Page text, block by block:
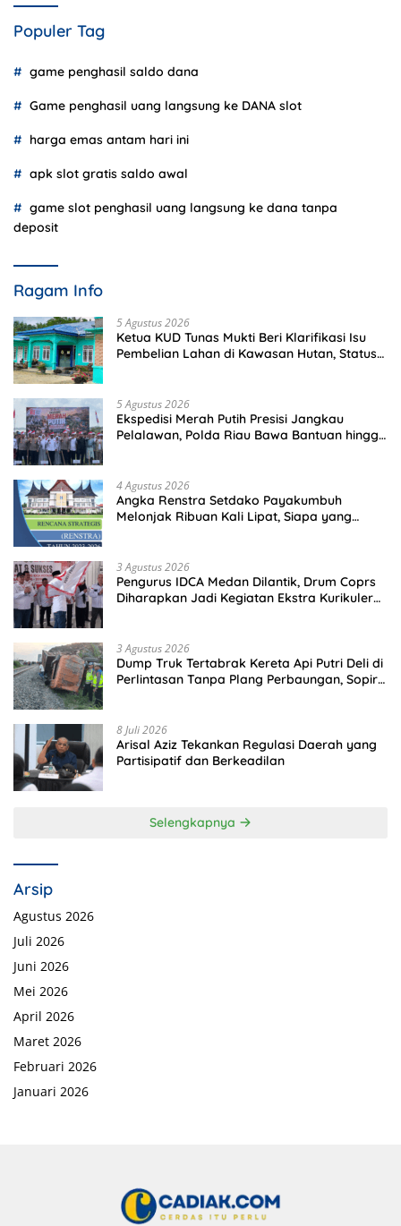
Populer Tag
game penghasil saldo dana
Game penghasil uang langsung ke DANA slot
harga emas antam hari ini
apk slot gratis saldo awal
game slot penghasil uang langsung ke dana tanpa
deposit
Ragam Info
5 Agustus 2026
Ketua KUD Tunas Mukti Beri Klarifikasi Isu
Pembelian Lahan di Kawasan Hutan, Status
5 Agustus 2026
Ekspedisi Merah Putih Presisi Jangkau
Pelalawan, Polda Riau Bawa Bantuan hingga
4 Agustus 2026
Angka Renstra Setdako Payakumbuh
Melonjak Ribuan Kali Lipat, Siapa yang
3 Agustus 2026
Pengurus IDCA Medan Dilantik, Drum Coprs
Diharapkan Jadi Kegiatan Ekstra Kurikuler
3 Agustus 2026
Dump Truk Tertabrak Kereta Api Putri Deli di
Perlintasan Tanpa Plang Perbaungan, Sopir
8 Juli 2026
Arisal Aziz Tekankan Regulasi Daerah yang
Partisipatif dan Berkeadilan
Selengkapnya
Arsip
Agustus 2026
Juli 2026
Juni 2026
Mei 2026
April 2026
Maret 2026
Februari 2026
Januari 2026